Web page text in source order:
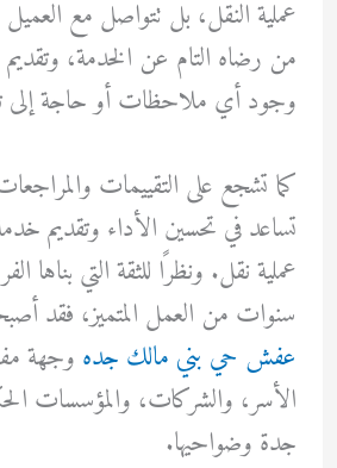
عملية النقل، بل تتواصل مع العميل
من رضاه التام عن الخدمة،
وجود أي ملاحظات أو حاجة إلى
كما تشجع على التقييمات
تساعد في تحسين الأداء وتقديم
عملية نقل. ونظرًا للثقة التي بناها
سنوات من العمل المتميز، فقد
عفش حي بني مالك جده وجهة
الأسر، والشركات، والمؤسسات
جدة وضواحيها.